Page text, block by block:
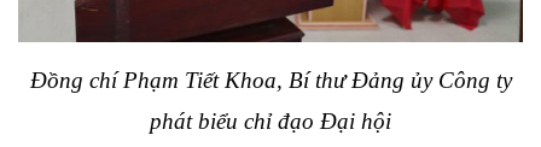
Đồng chí Phạm Tiết Khoa, Bí thư Đảng ủy Công ty
phát biểu chỉ đạo Đại hội